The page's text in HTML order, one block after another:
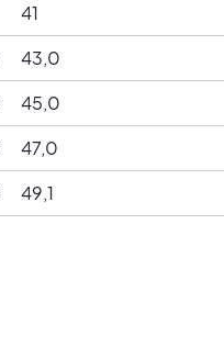
41
43,0
45,0
47,0
49,1